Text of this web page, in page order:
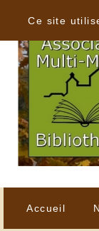
Accueil
Ce site